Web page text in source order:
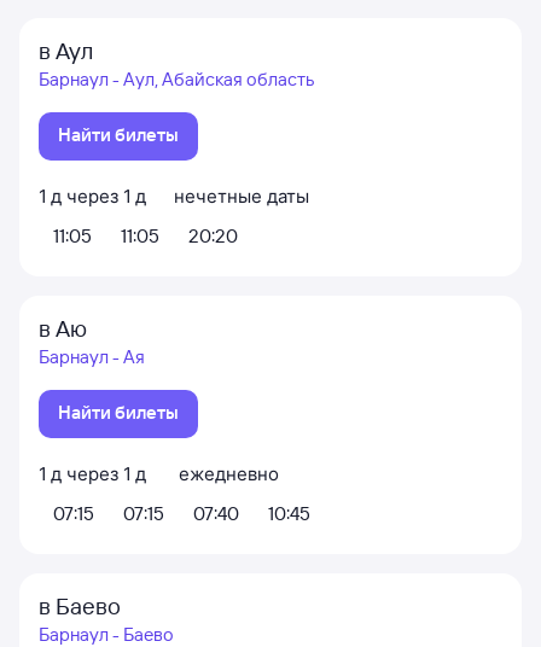
в Аул
Барнаул - Аул, Абайская область
Найти билеты
1 д через 1 д
11:05
11:05
нечетные даты
20:20
в Аю
Барнаул - Ая
Найти билеты
1 д через 1 д
07:15
07:15
ежедневно
07:40
10:45
в Баево
Барнаул - Баево